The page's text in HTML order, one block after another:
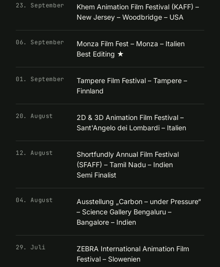
23. September
Khem Animation Film Festival (KAFF) –
New Jersey – Woodbridge – USA
06. September
Monza Film Fest – Monza – Italien
Best Editing ★
01. September
Tampere Film Festival – Tampere –
Finnland
20. August
2D & 3D Animation Film Festival –
Sant'Angelo dei Lombardi – Italien
12. August
Shortfundly Annual Film Festival
(SFAFF) – Tamil Nadu – Indien
Semi Finalist
04. August
Ausstellung „Carbon – under Pressure“
– Science Gallery Bengaluru –
Bangalore – Indien
29. Juli
ZEBRA International Animation Film
Festival – Slowenien